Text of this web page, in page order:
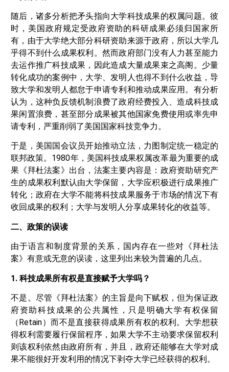
随后，诸多分析把矛头指向大学科技成果的权属问题。彼
时，美国政府规定受政府资助的科研成果必须归国家所
有，由于大学绝大部分科研资助来源于政府，所以大学几
乎得不到什么成果权利。然而政府部门没有人力甚至能力
去运作推广科技成果，因此造成大量成果束之高阁。少量
转化成功的案例中，大学、发明人也得不到什么收益，导
致大学和发明人都怠于申请专利和推动成果应用。有分析
认为，这种负反馈机制浪费了政府经费投入、造成科技成
果闲置浪费，甚至部分成果被其他国家免费使用或率先申
请专利，严重削弱了美国国家科技竞争力。
于是，美国国会议员开始推动立法，力图制定统一稳定的
联邦政策。1980年，美国科技成果权属改革最为重要的成
果《拜杜法案》出台，法案主要内容是：政府资助研究产
生的成果权利默认由大学保留，大学应积极进行成果推广
转化；政府在大学不能将科技成果服务于市场的情况下有
收回成果的权利；大学与发明人分享成果转化的收益等。
二、政策的误读
由于语言和制度背景的关系，国内存在一些对《拜杜法
案》有意或无意的误读，这里列出来较为普遍的几点。
1. 科技成果所有权是直接赋予大学吗？
不是。尽管《拜杜法案》的主旨是向下赋权，但为保证政
府资助科技成果的公共属性，只是明确大学有权保留
（Retain）而不是直接获得成果所有权的权利。大学想获
得权利需要履行保留程序，如果大学不主动要求保留权利
则该权利依然由政府所有，并且，政府还能够在大学对成
果不能很好开发利用的情况下剥夺大学已经获得的权利。